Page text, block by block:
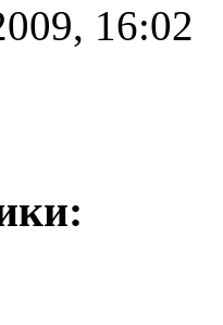
16:02